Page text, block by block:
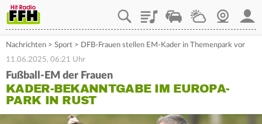
PlaylistStaupilotWetterWebcam
Nachrichten > Sport > DFB-Frauen stellen EM-Kader in Themenpark vor
11.06.2025, 06:21 Uhr
Fußball-EM der Frauen
KADER-BEKANNTGABE IM EUROPA-
PARK IN RUST